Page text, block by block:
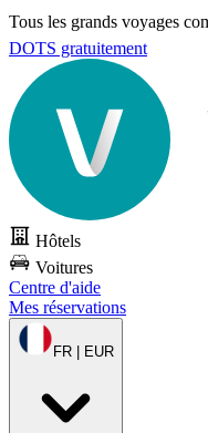
Tous les grands voyages
DOTS gratuitement
Hôtels
Voitures
Centre d'aide
Mes réservations
FR | EUR